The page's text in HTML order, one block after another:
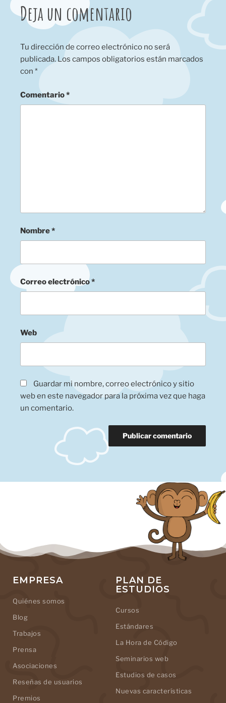
Deja un comentario
Tu dirección de correo electrónico no será
publicada. Los campos obligatorios están marcados
con *
Comentario*
Nombre*
Correo electrónico*
Web
Guardar mi nombre, correo electrónico y sitio
web en este navegador para la próxima vez que haga
un comentario.
EMPRESA
Quiénes somos
Blog
Trabajos
Prensa
Asociaciones
Reseñas de usuarios
Premios
PLAN DE
ESTUDIOS
Cursos
Estándares
La Hora de Código
Seminarios web
Estudios de casos
Nuevas características